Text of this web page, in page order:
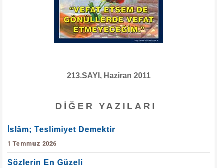
213.SAYI, Haziran 2011
DIĞER YAZILARI
İslâm; Teslimiyet Demektir
1 Temmuz 2026
Sözlerin En Güzeli